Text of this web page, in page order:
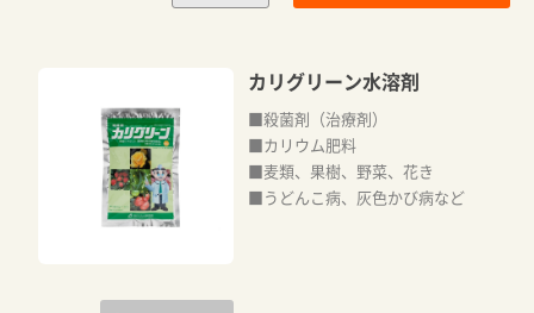
カリグリーン水溶剤
■殺菌剤（治療剤）
■カリウム肥料
■麦類、果樹、野菜、花き
■うどんこ病、灰色かび病など